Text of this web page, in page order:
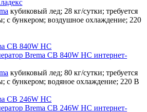
кубиковый лед; 28 кг/сутки; требуется
с бункером; воздушное охлаждение; 220
CB 840W HC
кубиковый лед; 80 кг/сутки; требуется
с бункером; водяное охлаждение; 220 В
CB 246W HC